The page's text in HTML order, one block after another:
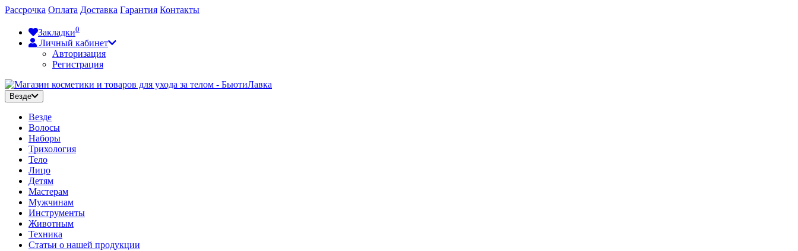
Рассрочка Оплата Доставка Гарантия Контакты
Закладки0
Личный кабинет
Авторизация
Регистрация
Везде
Везде
Волосы
Наборы
Трихология
Тело
Лицо
Детям
Мастерам
Мужчинам
Инструменты
Животным
Техника
Статьи о нашей продукции